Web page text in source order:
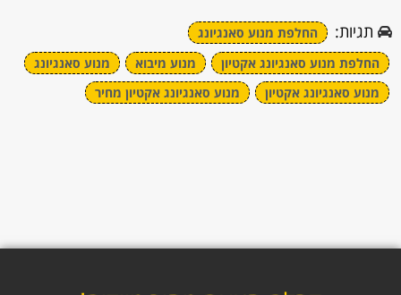
תגיות:
החלפת מנוע סאנגיונג
החלפת מנוע סאנגיונג אקטיון
מנוע מיבוא
מנוע סאנגיונג
מנוע סאנגיונג אקטיון
מנוע סאנגיונג אקטיון מחיר